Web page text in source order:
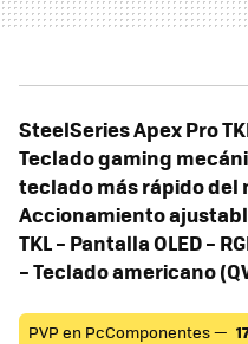
SteelSeries Apex Pro
Teclado gaming
teclado más rápido del
Accionamiento
TKL – Pantalla OLED –
– Teclado americano
PVP en PcComponentes —